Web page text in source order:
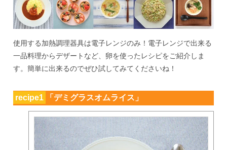
使用する加熱調理器具は電子レンジのみ！電子レンジで出来る
一品料理からデザートなど、卵を使ったレシピをご紹介しま
す。簡単に出来るのでぜひ試してみてくださいね！
recipe1 「デミグラスオムライス」